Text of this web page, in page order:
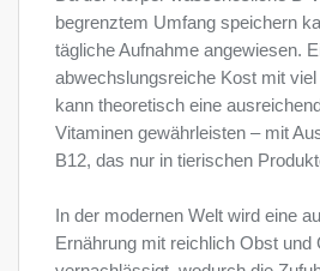
begrenztem Umfang speichern
tägliche Aufnahme angewiesen.
abwechslungsreiche Kost mit
kann theoretisch eine
Vitaminen gewährleisten – mit
B12, das nur in tierischen
In der modernen Welt wird eine
Ernährung mit reichlich Obst und